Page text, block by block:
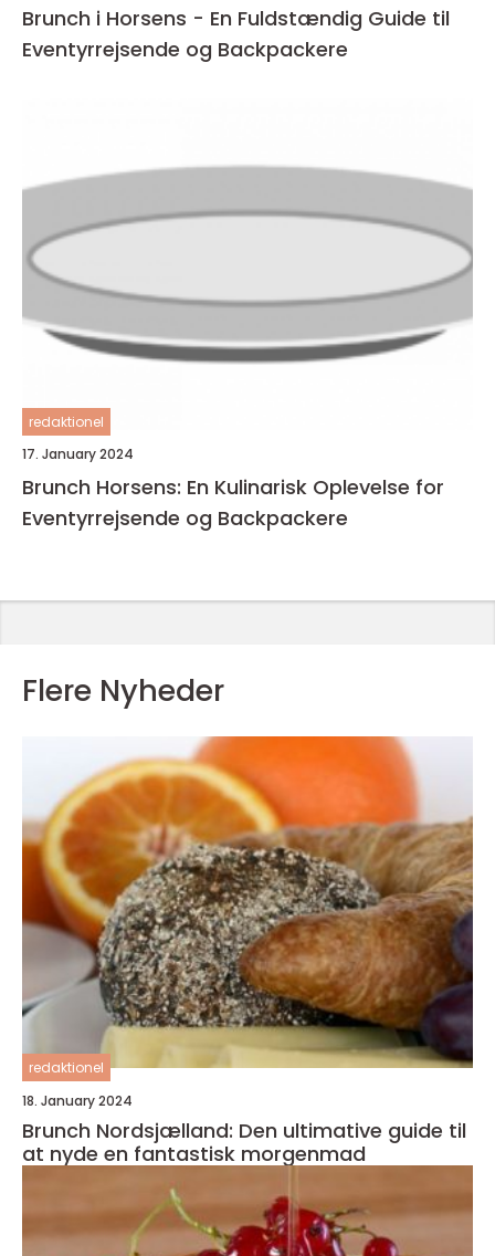
Brunch i Horsens - En Fuldstændig Guide til
Eventyrrejsende og Backpackere
redaktionel
17. January 2024
Brunch Horsens: En Kulinarisk Oplevelse for
Eventyrrejsende og Backpackere
Flere Nyheder
redaktionel
18. January 2024
Brunch Nordsjælland: Den ultimative guide til
at nyde en fantastisk morgenmad